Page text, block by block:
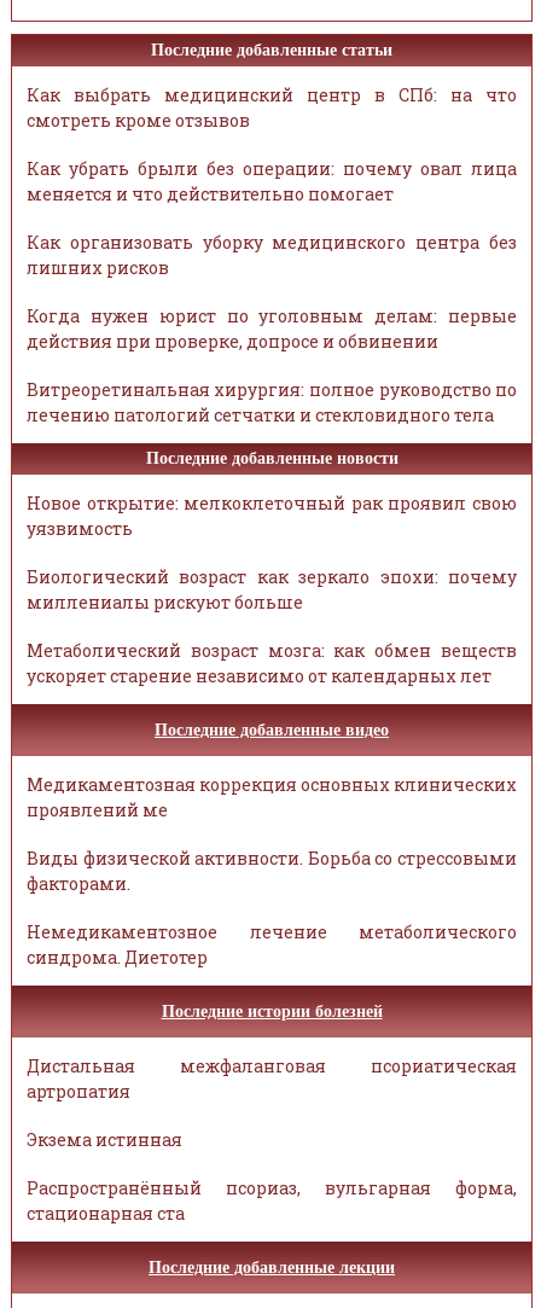
Последние добавленные статьи
Как выбрать медицинский центр в СПб: на что
смотреть кроме отзывов
Как убрать брыли без операции: почему овал лица
меняется и что действительно помогает
Как организовать уборку медицинского центра без
лишних рисков
Когда нужен юрист по уголовным делам: первые
действия при проверке, допросе и обвинении
Витреоретинальная хирургия: полное руководство по
лечению патологий сетчатки и стекловидного тела
Последние добавленные новости
Новое открытие: мелкоклеточный рак проявил свою
уязвимость
Биологический возраст как зеркало эпохи: почему
миллениалы рискуют больше
Метаболический возраст мозга: как обмен веществ
ускоряет старение независимо от календарных лет
Последние добавленные видео
Медикаментозная коррекция основных клинических
проявлений ме
Виды физической активности. Борьба со стрессовыми
факторами.
Немедикаментозное лечение метаболического
синдрома. Диетотер
Последние истории болезней
Дистальная межфаланговая псориатическая
артропатия
Экзема истинная
Распространённый псориаз, вульгарная форма,
стационарная ста
Последние добавленные лекции